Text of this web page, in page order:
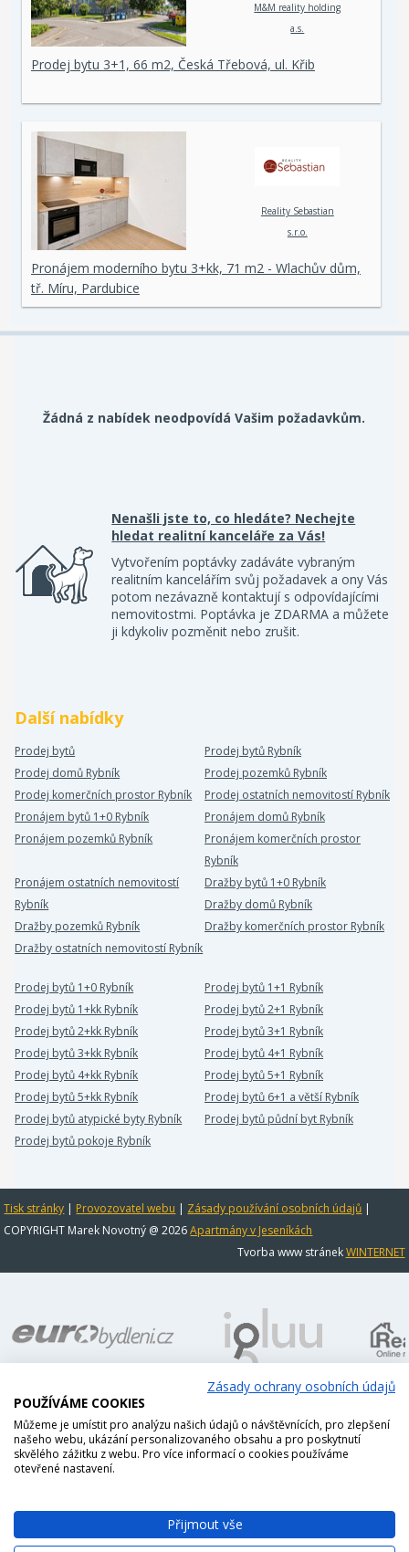
M&M reality holding
a.s.
Prodej bytu 3+1, 66 m2, Česká Třebová, ul. Křib
Reality Sebastian
s.r.o.
Pronájem moderního bytu 3+kk, 71 m2 - Wlachův dům,
tř. Míru, Pardubice
Žádná z nabídek neodpovídá Vašim požadavkům.
Nenašli jste to, co hledáte? Nechejte
hledat realitní kanceláře za Vás!
Vytvořením poptávky zadáváte vybraným
realitním kancelářím svůj požadavek a ony Vás
potom nezávazně kontaktují s odpovídajícími
nemovitostmi. Poptávka je ZDARMA a můžete
ji kdykoliv pozměnit nebo zrušit.
Další nabídky
Prodej bytů
Prodej bytů Rybník
Prodej domů Rybník
Prodej pozemků Rybník
Prodej komerčních prostor Rybník
Prodej ostatních nemovitostí Rybník
Pronájem bytů 1+0 Rybník
Pronájem domů Rybník
Pronájem pozemků Rybník
Pronájem komerčních prostor
Rybník
Pronájem ostatních nemovitostí
Rybník
Dražby bytů 1+0 Rybník
Dražby domů Rybník
Dražby pozemků Rybník
Dražby komerčních prostor Rybník
Dražby ostatních nemovitostí Rybník
Prodej bytů 1+0 Rybník
Prodej bytů 1+1 Rybník
Prodej bytů 1+kk Rybník
Prodej bytů 2+1 Rybník
Prodej bytů 2+kk Rybník
Prodej bytů 3+1 Rybník
Prodej bytů 3+kk Rybník
Prodej bytů 4+1 Rybník
Prodej bytů 4+kk Rybník
Prodej bytů 5+1 Rybník
Prodej bytů 5+kk Rybník
Prodej bytů 6+1 a větší Rybník
Prodej bytů atypické byty Rybník
Prodej bytů půdní byt Rybník
Prodej bytů pokoje Rybník
Tisk stránky | Provozovatel webu | Zásady používání osobních údajů |
COPYRIGHT Marek Novotný @ 2026Apartmány v Jeseníkách
Tvorba www stránekWINTERNET
Zásady ochrany osobních údajů
POUŽÍVÁME COOKIES
Můžeme je umístit pro analýzu našich údajů o návštěvnících, pro zlepšení
našeho webu, ukázání personalizovaného obsahu a pro poskytnutí
skvělého zážitku z webu. Pro více informací o cookies používáme
otevřené nastavení.
Přijmout vše